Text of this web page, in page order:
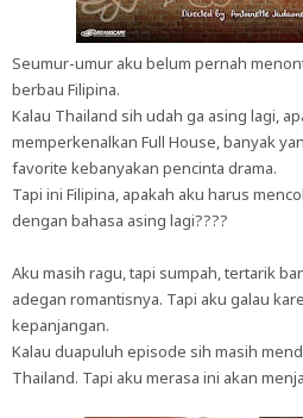
Seumur-umur aku belum pernah
berbau Filipina.
Kalau Thailand sih udah ga asing lagi,
memperkenalkan Full House, banyak
favorite kebanyakan pencinta drama.
Tapi ini Filipina, apakah aku harus
dengan bahasa asing lagi????
Aku masih ragu, tapi sumpah, tertarik
adegan romantisnya. Tapi aku galau
kepanjangan.
Kalau duapuluh episode sih masih
Thailand. Tapi aku merasa ini akan